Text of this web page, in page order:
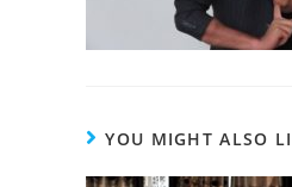
YOU MIGHT ALSO